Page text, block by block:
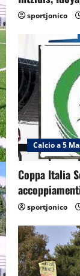
sportjonico
Calcio a 5
Coppa Italia
sportjonico